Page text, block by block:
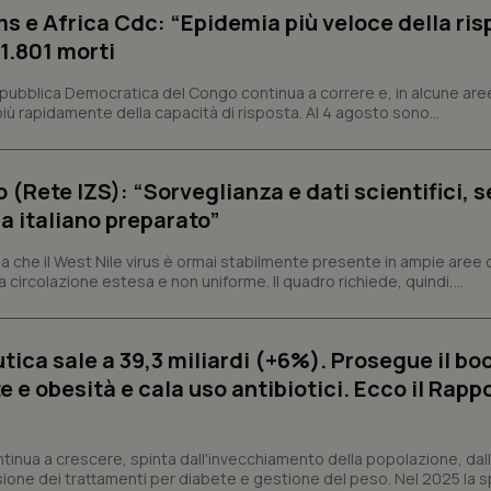
e Africa Cdc: “Epidemia più veloce della
morti
Democratica del Congo continua a correre e, in alcune
rapidamente della capacità di risposta. Al 4 agosto sono...
(Rete IZS): “Sorveglianza e dati scientifici,
italiano preparato”
che il West Nile virus è ormai stabilmente presente in ampie aree
estesa e non uniforme. Il quadro richiede, quindi,...
sale a 39,3 miliardi (+6%). Prosegue il
e obesità e cala uso antibiotici. Ecco il
a crescere, spinta dall'invecchiamento della popolazione,
dei trattamenti per diabete e gestione del peso. Nel 2025 la
a rendere fruibile il sito web abilitandone funzionalità di base quali la
del sito. Il sito web non è in grado di funzionare correttamente senza questi
.youtube.com
settimane
scelte di consenso e privacy
interazione con il sito. Registra i
CookieScript
5 mesi 3
Questo cookie viene utilizzato
Script.com per ricordare le
www.quotidianosanita.it
4
settimane
Questo cookie è impostato
abilitare il sistema di tracking
settimane
2 giorni
assegnare un identificatore